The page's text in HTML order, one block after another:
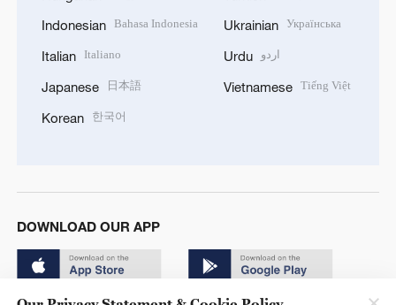
Indonesian Bahasa Indonesia
Italian Italiano
Japanese 日本語
Korean 한국어
Ukrainian Українська
Urdu اردو
Vietnamese Tiếng Việt
DOWNLOAD OUR APP